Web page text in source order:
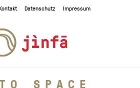
Datenschutz Impressum
SPACE